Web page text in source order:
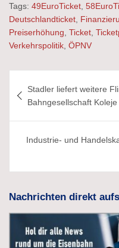
Tags: 49EuroTicket
Deutschlandticket
Preiserhöhung Ticket
Verkehrspolitik ÖPNV
Stadler liefert weitere
Bahngesellschaft
Industrie- und
Nachrichten direkt